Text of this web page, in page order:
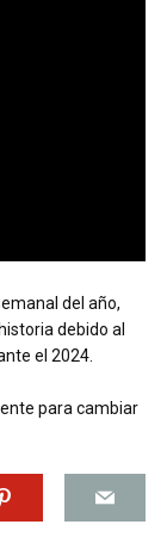
del año,
debido al
el 2024.
para cambiar